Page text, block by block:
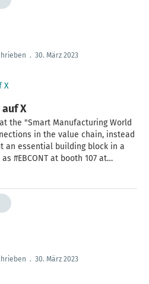
. 30. März 2023
X
the "Smart Manufacturing World
in the value chain, instead
an essential building block in a
#EBCONT at booth 107 at
. 30. März 2023